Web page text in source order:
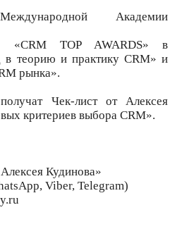
Академии
TOP AWARDS» в
в теорию и практику CRM» и
рынка».
Чек-лист от Алексея
критериев выбора CRM».
Кудинова»
Viber, Telegram)